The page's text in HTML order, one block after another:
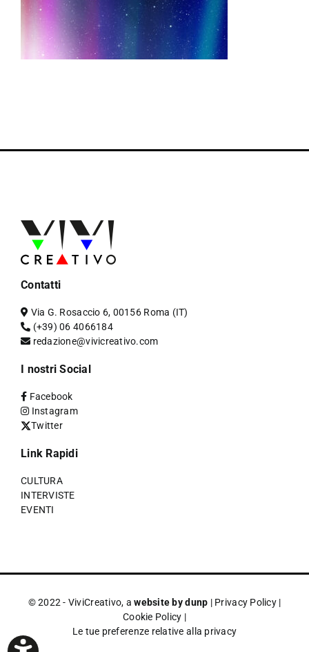
Contatti
Via G. Rosaccio 6, 00156 Roma (IT)
(+39) 06 4066184
redazione@vivicreativo.com
I nostri Social
Facebook
Instagram
Twitter
Link Rapidi
CULTURA
INTERVISTE
EVENTI
© 2022 - ViviCreativo, awebsite by dunp | Privacy Policy|
Cookie Policy |
Le tue preferenze relative alla privacy